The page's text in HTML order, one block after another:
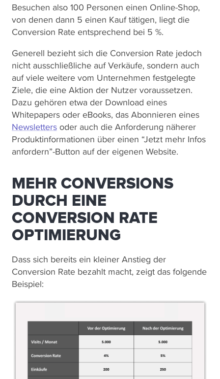
Besuchen also 100 Personen einen Online-Shop,
von denen dann 5 einen Kauf tätigen, liegt die
Conversion Rate entsprechend bei 5 %.
Generell bezieht sich die Conversion Rate jedoch
nicht ausschließliche auf Verkäufe, sondern auch
auf viele weitere vom Unternehmen festgelegte
Ziele, die eine Aktion der Nutzer voraussetzen.
Dazu gehören etwa der Download eines
Whitepapers oder eBooks, das Abonnieren eines
Newsletters oder auch die Anforderung näherer
Produktinformationen über einen “Jetzt mehr Infos
anfordern”-Button auf der eigenen Website.
MEHR CONVERSIONS
DURCH EINE
CONVERSION RATE
OPTIMIERUNG
Dass sich bereits ein kleiner Anstieg der
Conversion Rate bezahlt macht, zeigt das folgende
Beispiel: